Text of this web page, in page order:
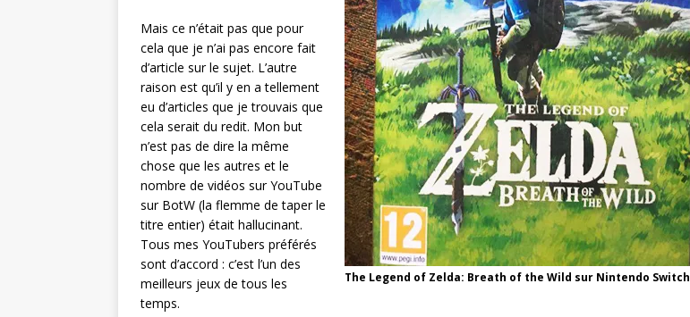
The Legend of Zelda: Breath of the Wild sur Nintendo Switch
Mais ce n’était pas que pour
cela que je n’ai pas encore fait
d’article sur le sujet. L’autre
raison est qu’il y en a tellement
eu d’articles que je trouvais que
cela serait du redit. Mon but
n’est pas de dire la même
chose que les autres et le
nombre de vidéos sur YouTube
sur BotW (la flemme de taper le
titre entier) était hallucinant.
Tous mes YouTubers préférés
sont d’accord : c’est l’un des
meilleurs jeux de tous les
temps.